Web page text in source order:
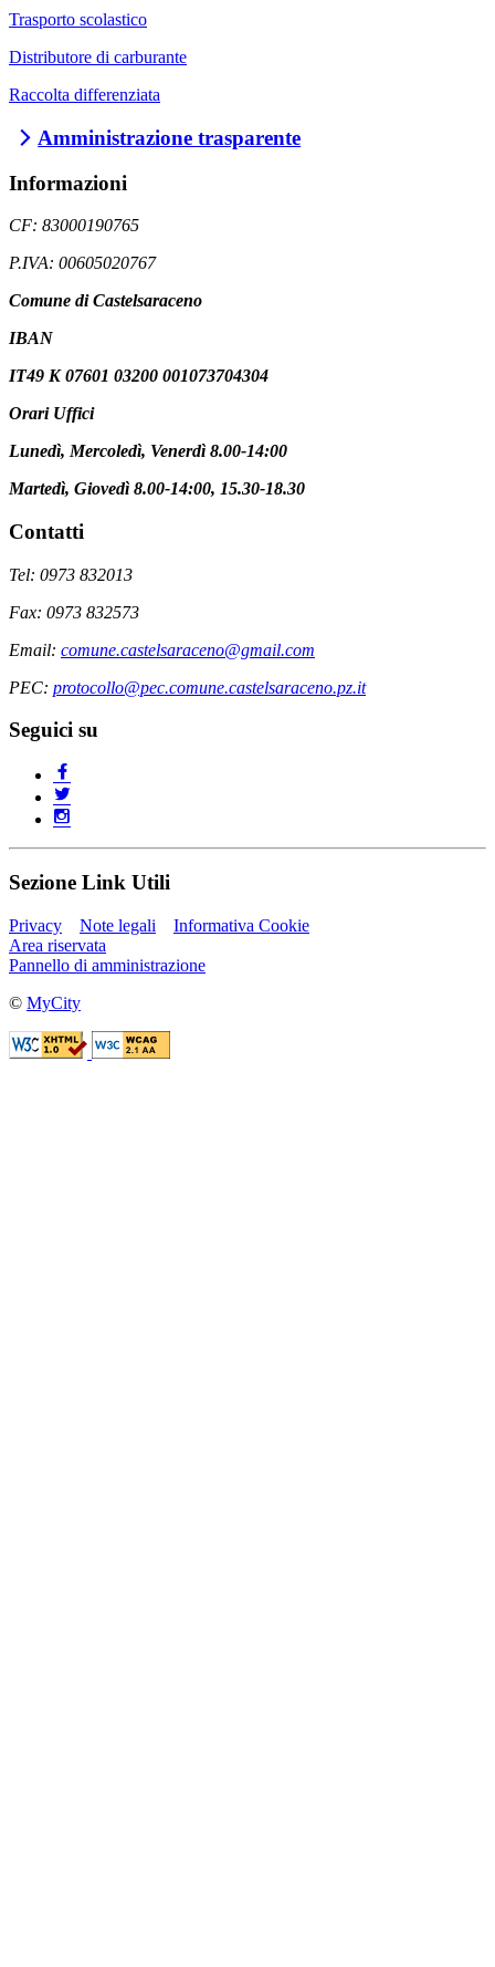
Trasporto scolastico
Distributore di carburante
Raccolta differenziata
Amministrazione trasparente
Informazioni
CF: 83000190765
P.IVA: 00605020767
Comune di Castelsaraceno
IBAN
IT49 K 07601 03200 001073704304
Orari Uffici
Lunedì, Mercoledì, Venerdì 8.00-14:00
Martedì, Giovedì 8.00-14:00, 15.30-18.30
Contatti
Tel: 0973 832013
Fax: 0973 832573
Email: comune.castelsaraceno@gmail.com
PEC: protocollo@pec.comune.castelsaraceno.pz.it
Seguici su
Sezione Link Utili
Privacy Note legali
Informativa Cookie
Area riservata
Pannello di amministrazione
© MyCity